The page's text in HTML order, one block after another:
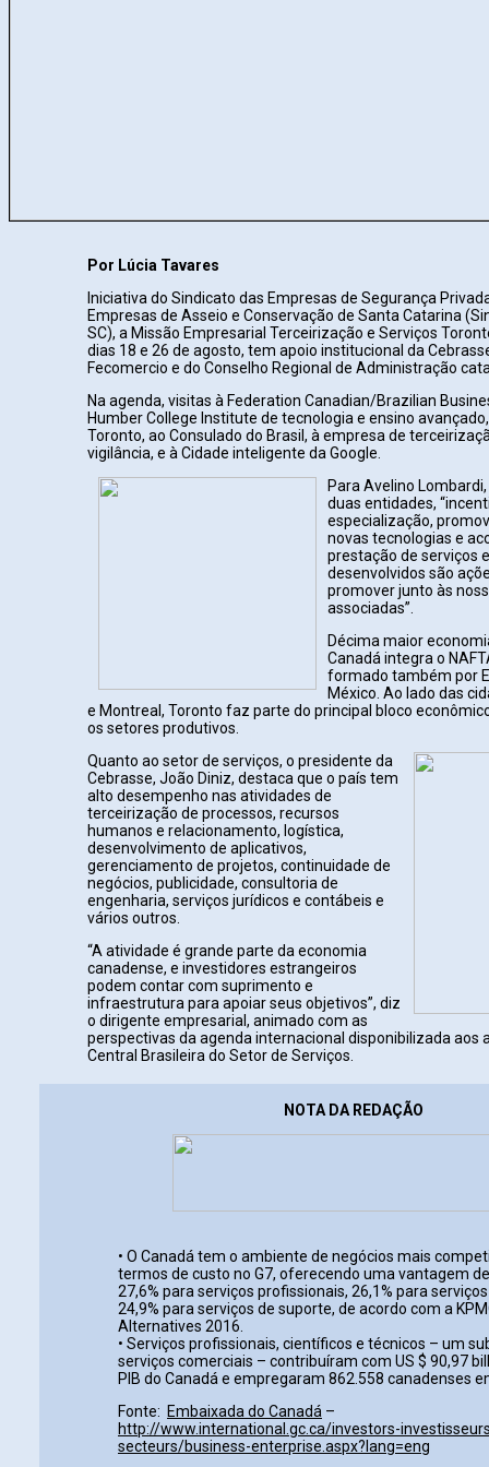
Por Lúcia Tavares
Iniciativa do Sindicato das Empresas de Segurança
Empresas de Asseio e Conservação de Santa Catarina
SC), a Missão Empresarial Terceirização e Serviços
dias 18 e 26 de agosto, tem apoio institucional da
Fecomercio e do Conselho Regional de Administração
Na agenda, visitas à Federation Canadian/Brazilian
Humber College Institute de tecnologia e ensino
Toronto, ao Consulado do Brasil, à empresa de
vigilância, e à Cidade inteligente da Google.
Para Avelino
duas entidades,
especialização,
novas tecnologias e
prestação de serviços
desenvolvidos são
promover junto às
associadas”.
Décima maior
Canadá integra o
formado também por
México. Ao lado das
e Montreal, Toronto faz parte do principal bloco
os setores produtivos.
Quanto ao setor de serviços, o presidente da
Cebrasse, João Diniz, destaca que o país tem
alto desempenho nas atividades de
terceirização de processos, recursos
humanos e relacionamento, logística,
desenvolvimento de aplicativos,
gerenciamento de projetos, continuidade de
negócios, publicidade, consultoria de
engenharia, serviços jurídicos e contábeis e
vários outros.
“A atividade é grande parte da economia
canadense, e investidores estrangeiros
podem contar com suprimento e
infraestrutura para apoiar seus objetivos”, diz
o dirigente empresarial, animado com as
perspectivas da agenda internacional disponibilizada aos
Central Brasileira do Setor de Serviços.
NOTA DA REDAÇÃO
• O Canadá tem o ambiente de negócios mais
termos de custo no G7, oferecendo uma vantagem
27,6% para serviços profissionais, 26,1% para
24,9% para serviços de suporte, de acordo com a
Alternatives 2016.
• Serviços profissionais, científicos e técnicos – um
serviços comerciais – contribuíram com US $ 90,97
PIB do Canadá e empregaram 862.558 canadenses
Fonte: Embaixada do Canadá –
http://www.international.gc.ca/investors-
secteurs/business-enterprise.aspx?lang=eng